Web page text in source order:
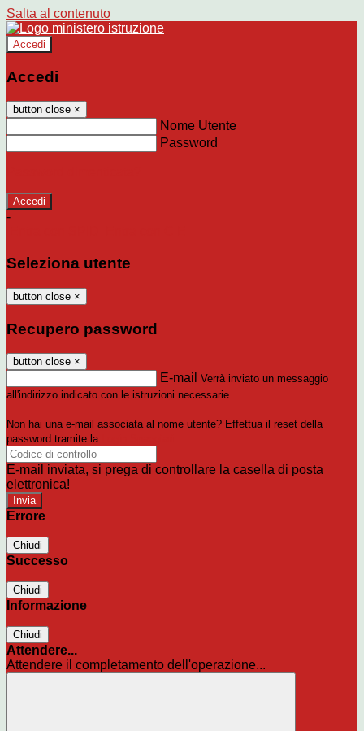
Salta al contenuto
Accedi
Accedi
button close ×
Nome Utente
Password
-
Seleziona utente
button close ×
Recupero password
button close ×
E-mail Verrà inviato un messaggio
all'indirizzo indicato con le istruzioni necessarie.
Non hai una e-mail associata al nome utente? Effettua il reset della
password tramite la
E-mail inviata, si prega di controllare la casella di posta
elettronica!
Errore
Chiudi
Successo
Chiudi
Informazione
Chiudi
Attendere...
Attendere il completamento dell'operazione...